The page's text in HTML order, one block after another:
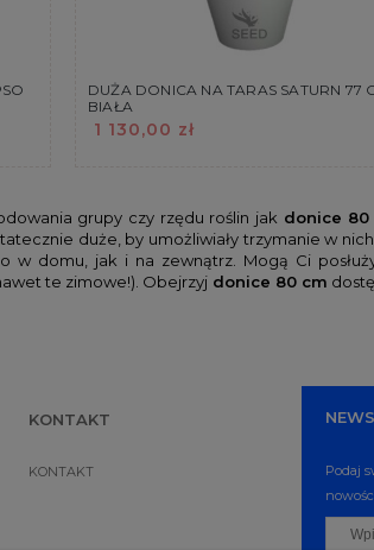
DUŻA DONICA NA TARAS SATURN 77
BIAŁA
1 130,00 zł
grupy czy rzędu roślin jak donice 80
duże, by umożliwiały trzymanie w
w domu, jak i na zewnątrz. Mogą Ci
te zimowe!). Obejrzyj donice 80 cm
KONTAKT
KONTAKT
Podaj